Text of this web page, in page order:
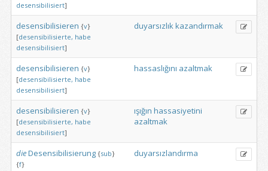
desensibilisiert]
desensibilisieren {v}
[desensibilisierte, habe
desensibilisiert]
duyarsızlıkkazandırmak
desensibilisieren {v}
[desensibilisierte, habe
desensibilisiert]
hassaslığını azaltmak
desensibilisieren {v}
[desensibilisierte, habe
desensibilisiert]
ışığın hassasiyetini
azaltmak
dieDesensibilisierung {sub}
{f}
duyarsızlandırma